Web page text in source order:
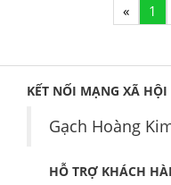
« 1
KẾT NỐI MẠNG XÃ HỘI
Gạch Hoàng
HỖ TRỢ KHÁCH